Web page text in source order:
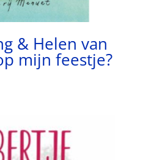
& Helen van
mijn feestje?